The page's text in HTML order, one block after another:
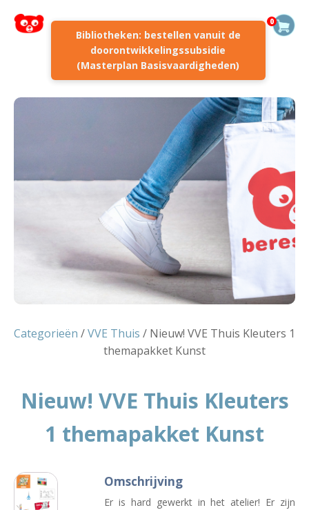
Bibliotheken: bestellen vanuit de
doorontwikkelingssubsidie
(Masterplan Basisvaardigheden)
0
Categorieën /VVE Thuis / Nieuw! VVE Thuis Kleuters 1
themapakket Kunst
Nieuw! VVE Thuis Kleuters
1 themapakket Kunst
Omschrijving
Er is hard gewerkt in het atelier! Er zijn